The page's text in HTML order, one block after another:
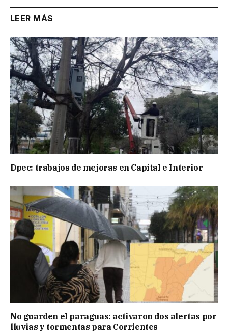
LEER MÁS
Dpec: trabajos de mejoras en Capital e Interior
No guarden el paraguas: activaron dos alertas por
lluvias y tormentas para Corrientes